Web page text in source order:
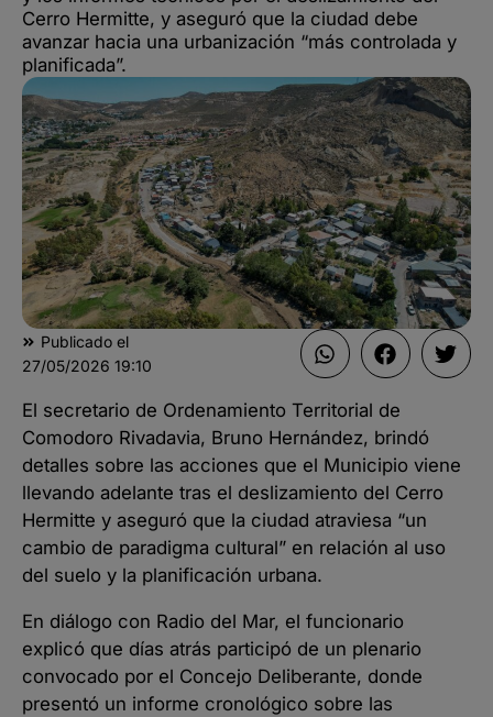
Cerro Hermitte, y aseguró que la ciudad debe
avanzar hacia una urbanización “más controlada y
planificada”.
Publicado el
27/05/2026 19:10
El secretario de Ordenamiento Territorial de
Comodoro Rivadavia, Bruno Hernández, brindó
detalles sobre las acciones que el Municipio viene
llevando adelante tras el deslizamiento del Cerro
Hermitte y aseguró que la ciudad atraviesa “un
cambio de paradigma cultural” en relación al uso
del suelo y la planificación urbana.
En diálogo con Radio del Mar, el funcionario
explicó que días atrás participó de un plenario
convocado por el Concejo Deliberante, donde
presentó un informe cronológico sobre las